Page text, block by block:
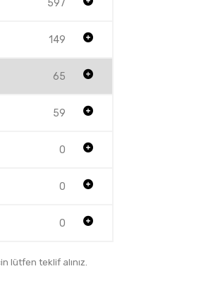
597
149
65
59
0
0
0
lütfen teklif alınız.